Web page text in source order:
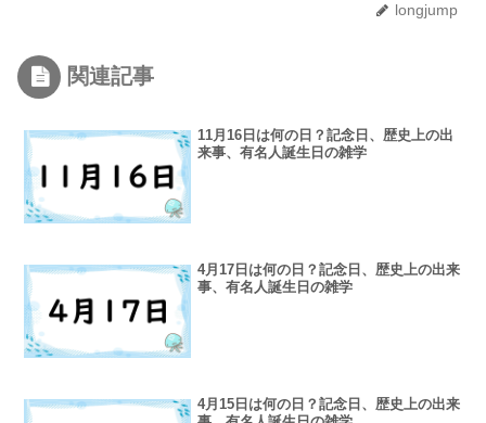
longjump
関連記事
11月16日は何の日？記念日、歴史上の出
来事、有名人誕生日の雑学
4月17日は何の日？記念日、歴史上の出来
事、有名人誕生日の雑学
4月15日は何の日？記念日、歴史上の出来